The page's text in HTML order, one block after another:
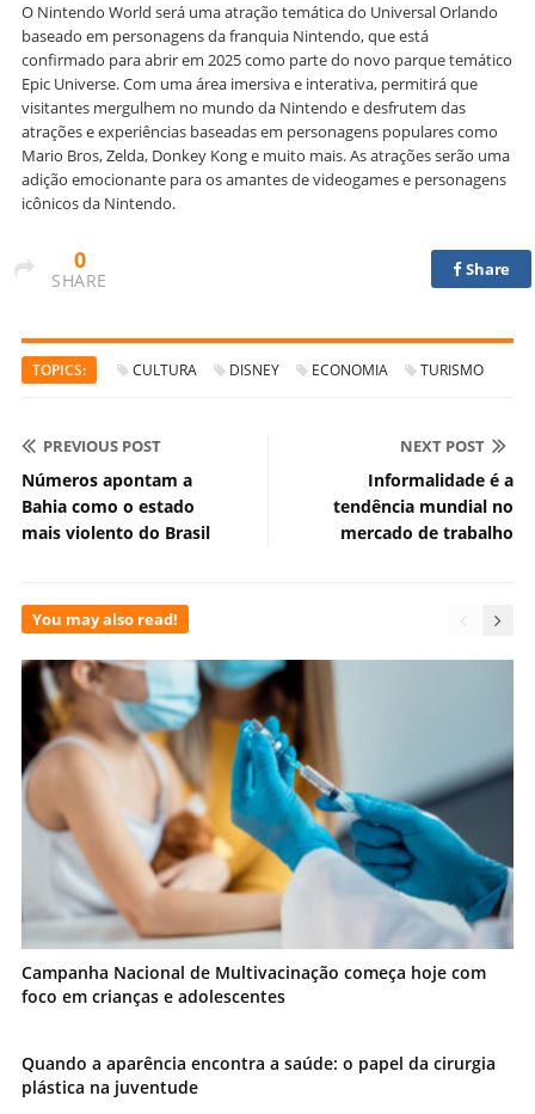
O Nintendo World será uma atração temática do Universal Orlando
baseado em personagens da franquia Nintendo, que está
confirmado para abrir em 2025 como parte do novo parque temático
Epic Universe. Com uma área imersiva e interativa, permitirá que
visitantes mergulhem no mundo da Nintendo e desfrutem das
atrações e experiências baseadas em personagens populares como
Mario Bros, Zelda, Donkey Kong e muito mais. As atrações serão uma
adição emocionante para os amantes de videogames e personagens
icônicos da Nintendo.
0
SHARE
Share
TOPICS: CULTURA DISNEY ECONOMIA TURISMO
PREVIOUS POST
Números apontam a
Bahia como o estado
mais violento do Brasil
NEXT POST
Informalidade é a
tendência mundial no
mercado de trabalho
You may also read!
Campanha Nacional de Multivacinação começa hoje com
foco em crianças e adolescentes
Quando a aparência encontra a saúde: o papel da cirurgia
plástica na juventude